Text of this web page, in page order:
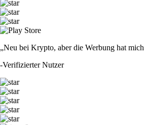
„Neu bei Krypto, aber die Werbung hat
-Verifizierter Nutzer